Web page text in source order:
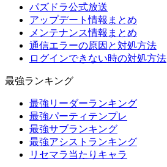
パズドラ公式放送
アップデート情報まとめ
メンテナンス情報まとめ
通信エラーの原因と対処方法
ログインできない時の対処方法
最強ランキング
最強リーダーランキング
最強パーティテンプレ
最強サブランキング
最強アシストランキング
リセマラ当たりキャラ